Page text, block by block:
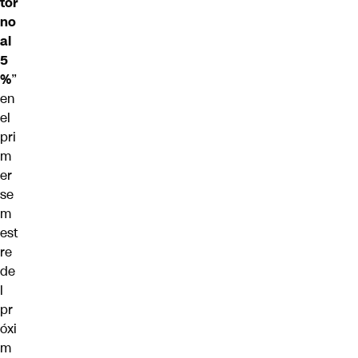
no
al
5
%”
en
el
pri
m
er
se
m
est
re
de
l
pr
óxi
m